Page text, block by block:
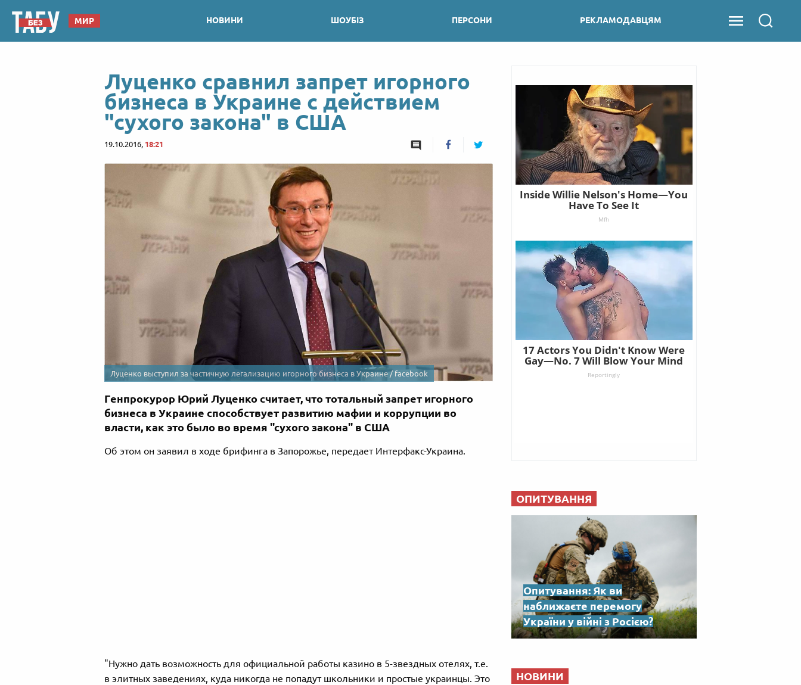
МИР НОВИНИ ШОУБІЗ ПЕРСОНИ РЕКЛАМОДАВЦЯМ
Луценко сравнил запрет игорного
бизнеса в Украине с действием
"сухого закона" в США
19.10.2016, 18:21
Луценко выступил за частичную легализацию игорного бизнеса в Украине / facebook
Генпрокурор Юрий Луценко считает, что тотальный запрет игорного
бизнеса в Украине способствует развитию мафии и коррупции во
власти, как это было во время "сухого закона" в США
Об этом он заявил в ходе брифинга в Запорожье, передает Интерфакс-Украина.
"Нужно дать возможность для официальной работы казино в 5-звездных отелях, т.е.
в элитных заведениях, куда никогда не попадут школьники и простые украинцы. Это
ОПИТУВАННЯ
Опитування: Як ви
наближаєте перемогу
України у війні з Росією?
НОВИНИ